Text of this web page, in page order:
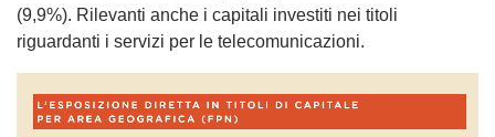
(9,9%). Rilevanti anche i capitali investiti nei titoli
riguardanti i servizi per le telecomunicazioni.